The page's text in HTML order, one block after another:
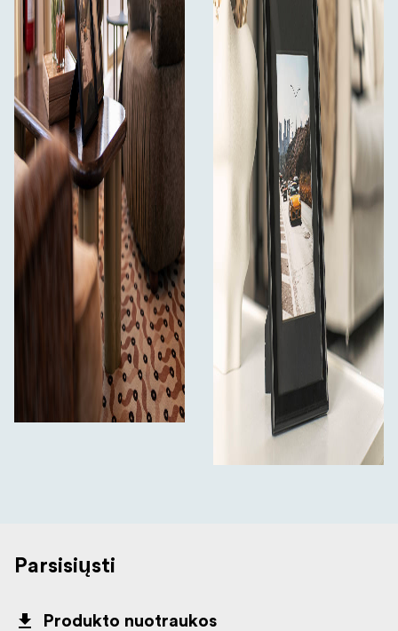
Parsisiųsti
Produkto nuotraukos